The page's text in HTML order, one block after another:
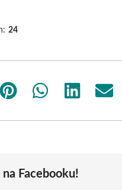
24
Share
Share
Share
Share
na Facebooku!